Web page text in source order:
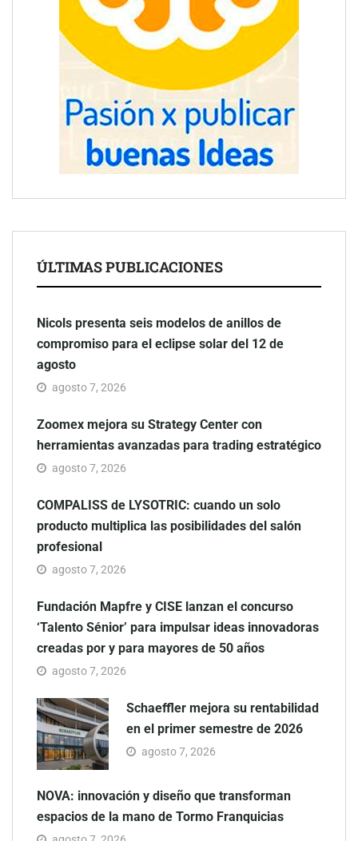
ÚLTIMAS PUBLICACIONES
Nicols presenta seis modelos de anillos de
compromiso para el eclipse solar del 12 de
agosto
agosto 7, 2026
Zoomex mejora su Strategy Center con
herramientas avanzadas para trading estratégico
agosto 7, 2026
COMPALISS de LYSOTRIC: cuando un solo
producto multiplica las posibilidades del salón
profesional
agosto 7, 2026
Fundación Mapfre y CISE lanzan el concurso
‘Talento Sénior’ para impulsar ideas innovadoras
creadas por y para mayores de 50 años
agosto 7, 2026
Schaeffler mejora su rentabilidad
en el primer semestre de 2026
agosto 7, 2026
NOVA: innovación y diseño que transforman
espacios de la mano de Tormo Franquicias